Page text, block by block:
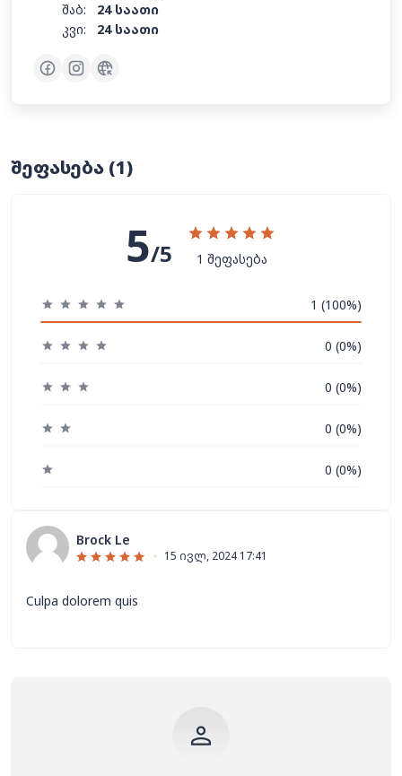
შაბ:
24 საათი
კვი:
24 საათი
შეფასება (1)
5/5 1 შეფასება
1 (100%)
0 (0%)
0 (0%)
0 (0%)
0 (0%)
Brock Le
15 ივლ, 2024 17:41
Culpa dolorem quis